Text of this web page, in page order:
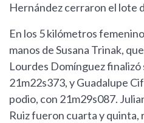
Hernández cerraron el lote
En los 5 kilómetros
manos de Susana Trinak,
Lourdes Domínguez finalizó
21m22s373, y Guadalupe
podio, con 21m29s087.
Ruiz fueron cuarta y